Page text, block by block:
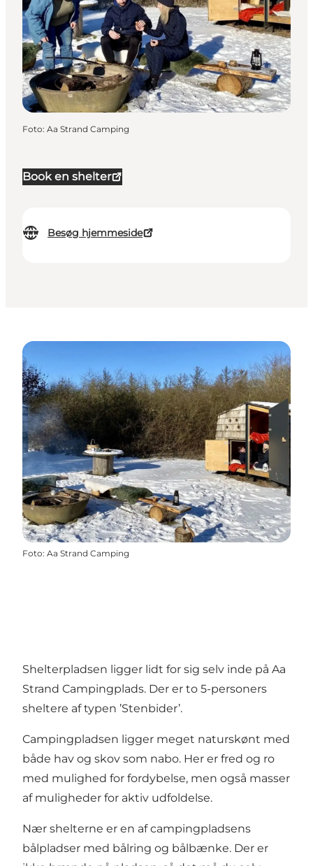
Book en shelter
Besøg hjemmeside
Foto: Aa Strand Camping
Foto: Aa Strand Camping
Shelterpladsen ligger lidt for sig selv inde på Aa
Strand Campingplads. Der er to 5-personers
sheltere af typen ’Stenbider’.
Campingpladsen ligger meget naturskønt med
både hav og skov som nabo. Her er fred og ro
med mulighed for fordybelse, men også masser
af muligheder for aktiv udfoldelse.
Nær shelterne er en af campingpladsens
bålpladser med bålring og bålbænke. Der er